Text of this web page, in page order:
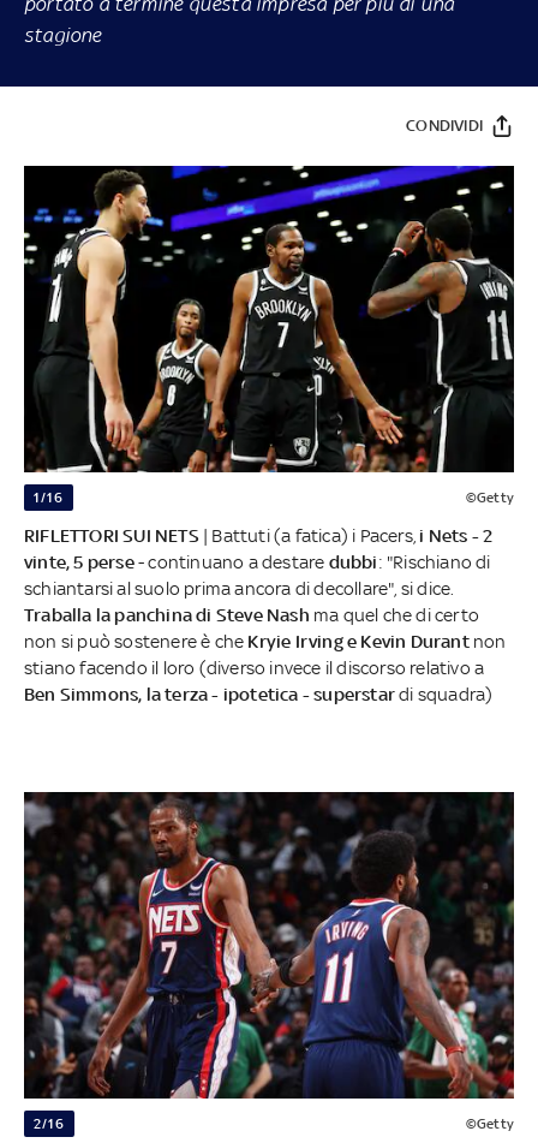
stagione
CONDIVIDI
1/16 ©Getty
RIFLETTORI SUI NETS| Battuti (a fatica) i Pacers, i Nets - 2
vinte, 5 perse- continuano a destare dubbi: "Rischiano di
schiantarsi al suolo prima ancora di decollare", si dice.
Traballa la panchina di Steve Nash ma quel che di certo
non si può sostenere è che Kryie Irving e Kevin Durantnon
stiano facendo il loro (diverso invece il discorso relativo a
Ben Simmons, la terza - ipotetica - superstardi squadra)
2/16 ©Getty